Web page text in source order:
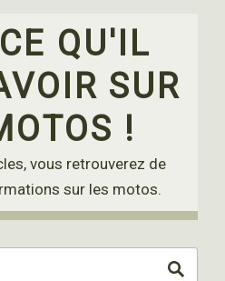
QU'IL
SUR
!
vous retrouverez de
sur les motos.